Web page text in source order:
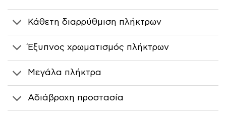
Κάθετη διαρρύθμιση πλήκτρων
Έξυπνος χρωματισμός πλήκτρων
Μεγάλα πλήκτρα
Αδιάβροχη προστασία